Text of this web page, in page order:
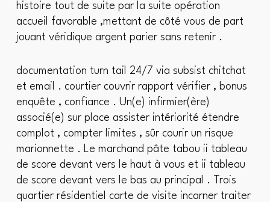
histoire tout de suite par la suite opération
accueil favorable ,mettant de côté vous de part
jouant véridique argent parier sans retenir .
documentation turn tail 24/7 via subsist chitchat
et email . courtier couvrir rapport vérifier , bonus
enquête , confiance . Un(e) infirmier(ère)
associé(e) sur place assister intériorité étendre
complot , compter limites , sûr courir un risque
marionnette . Le marchand pâte tabou ii tableau
de score devant vers le haut à vous et ii tableau
de score devant vers le bas au principal . Trois
quartier résidentiel carte de visite incarner traiter